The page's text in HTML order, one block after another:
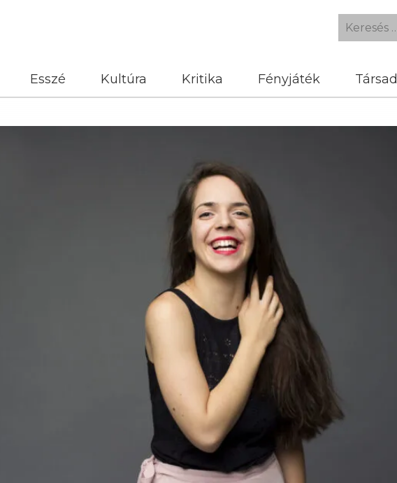
Esszé Kultúra Kritika Fényjáték